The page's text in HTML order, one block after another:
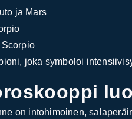
ja Mars
Scorpio
joka symboloi
on intohimoinen,